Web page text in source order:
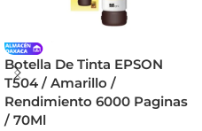
Botella De Tinta EPSON
T504 / Amarillo /
Rendimiento 6000 Paginas
/ 70Ml